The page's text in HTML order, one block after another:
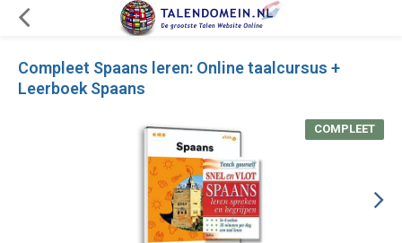
Compleet Spaans leren: Online taalcursus +
Leerboek Spaans
COMPLEET